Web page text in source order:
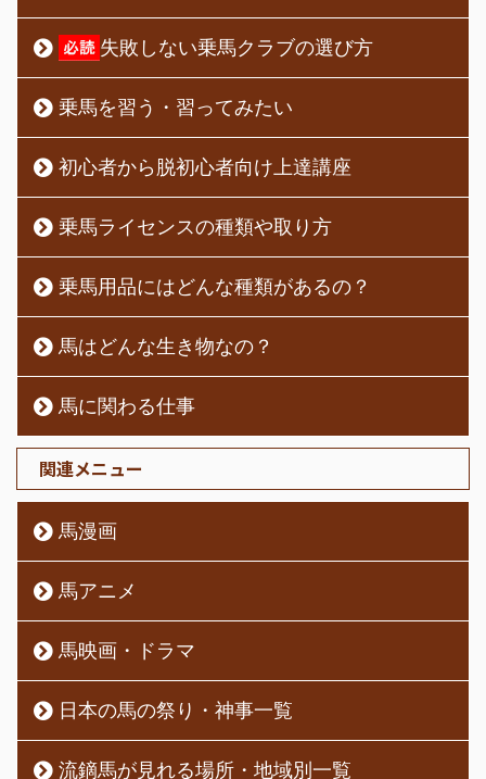
失敗しない乗馬クラブの選び方
乗馬を習う・習ってみたい
初心者から脱初心者向け上達講座
乗馬ライセンスの種類や取り方
乗馬用品にはどんな種類があるの？
馬はどんな生き物なの？
馬に関わる仕事
関連メニュー
馬漫画
馬アニメ
馬映画・ドラマ
日本の馬の祭り・神事一覧
流鏑馬が見れる場所・地域別一覧